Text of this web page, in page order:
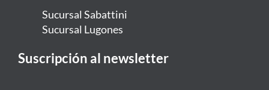
Sucursal Sabattini
Sucursal Lugones
Suscripción al newsletter